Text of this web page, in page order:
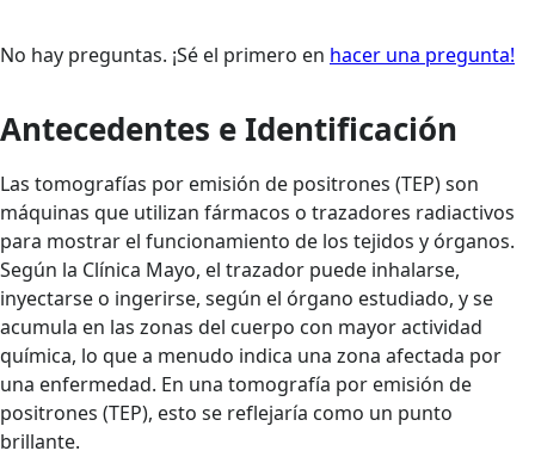
No hay preguntas. ¡Sé el primero en hacer una pregunta!
Antecedentes e Identificación
Las tomografías por emisión de positrones (TEP) son
máquinas que utilizan fármacos o trazadores radiactivos
para mostrar el funcionamiento de los tejidos y órganos.
Según la Clínica Mayo, el trazador puede inhalarse,
inyectarse o ingerirse, según el órgano estudiado, y se
acumula en las zonas del cuerpo con mayor actividad
química, lo que a menudo indica una zona afectada por
una enfermedad. En una tomografía por emisión de
positrones (TEP), esto se reflejaría como un punto
brillante.